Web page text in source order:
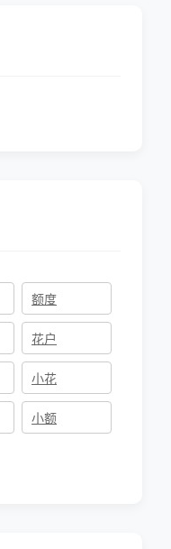
额度
花户
小花
小额